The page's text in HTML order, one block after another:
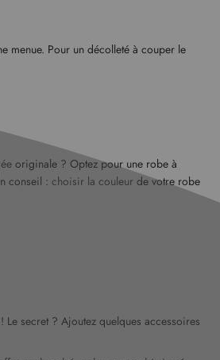
menue. Pour un décolleté à couper le
originale ? Optez pour une robe à
conseil : choisir la couleur de votre robe
secret ? Ajoutez quelques accessoires